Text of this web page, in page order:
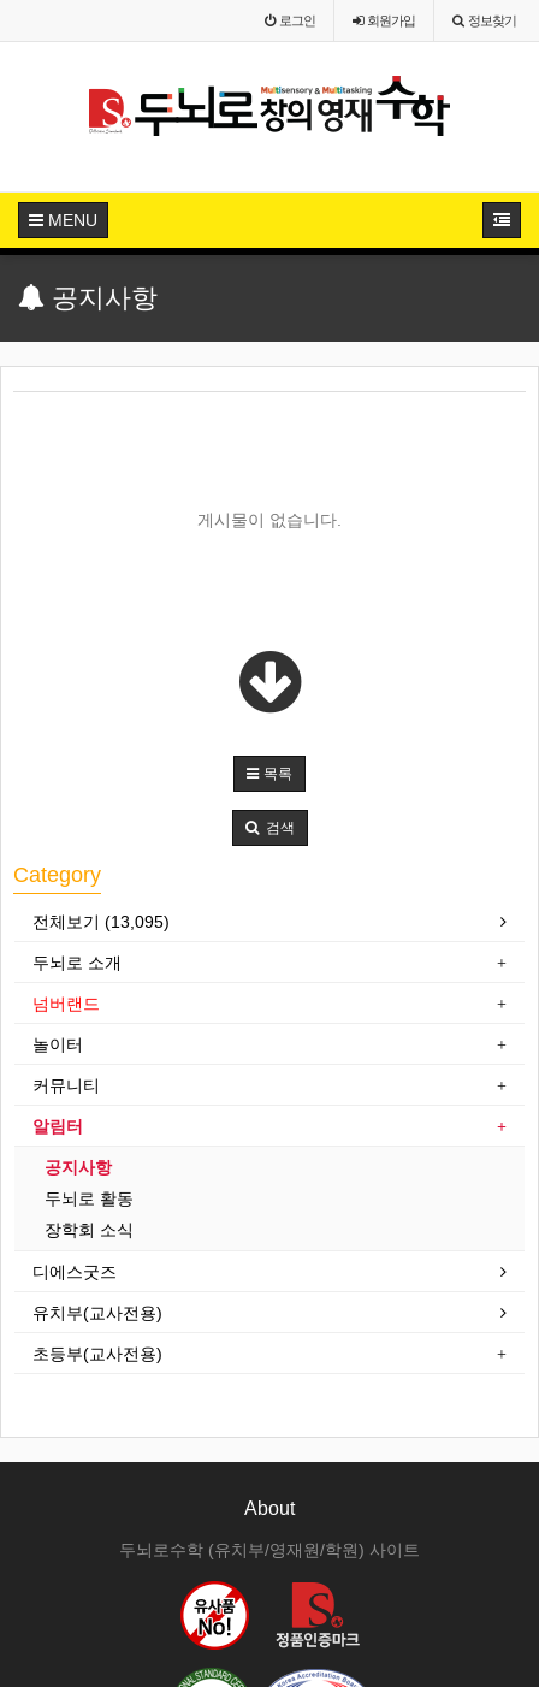
로그인 회원가입 정보찾기
MENU
공지사항
게시물이 없습니다.
목록
검색
Category
전체보기 (13,095)
두뇌로 소개
넘버랜드
놀이터
커뮤니티
알림터
공지사항
두뇌로 활동
장학회 소식
디에스굿즈
유치부(교사전용)
초등부(교사전용)
About
두뇌로수학 (유치부/영재원/학원) 사이트